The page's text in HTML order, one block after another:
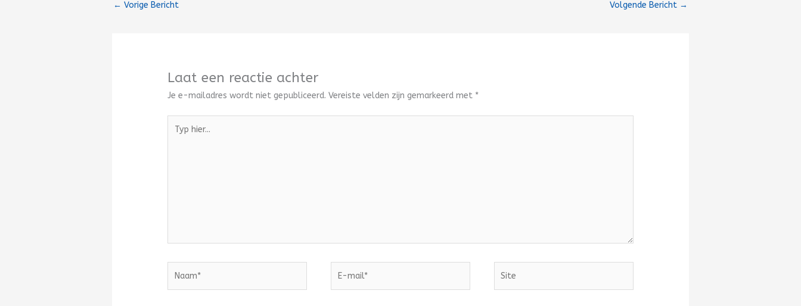
← Vorige Bericht Volgende Bericht →
Laat een reactie achter
Je e-mailadres wordt niet gepubliceerd. Vereiste velden zijn gemarkeerd met *
hier...